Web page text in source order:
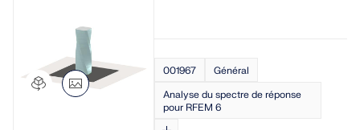
001967
Général
Analyse du spectre de réponse
pour RFEM 6